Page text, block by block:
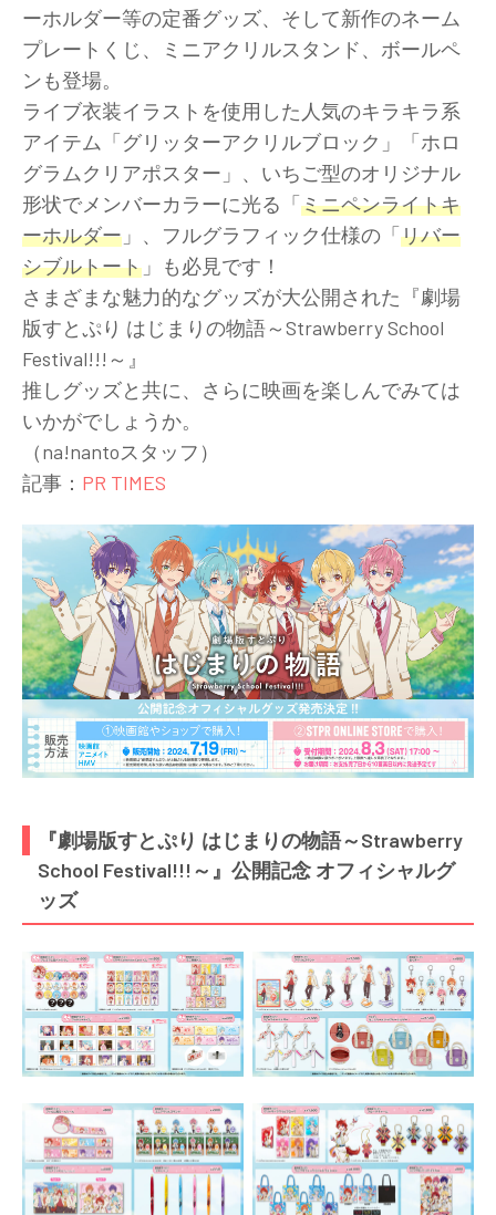
ーホルダー等の定番グッズ、そして新作のネーム
プレートくじ、ミニアクリルスタンド、ボールペ
ンも登場。
ライブ衣装イラストを使用した人気のキラキラ系
アイテム「グリッターアクリルブロック」「ホロ
グラムクリアポスター」、いちご型のオリジナル
形状でメンバーカラーに光る「ミニペンライトキ
ーホルダー 」、フルグラフィック仕様の「リバー
シブルトート 」も必見です！
さまざまな魅力的なグッズが大公開された『劇場
版すとぷり はじまりの物語～Strawberry School
Festival!!!～』
推しグッズと共に、さらに映画を楽しんでみては
いかがでしょうか。
（na!nantoスタッフ）
記事： PR TIMES
『劇場版すとぷり はじまりの物語～Strawberry
School Festival!!!～』公開記念 オフィシャルグ
ッズ